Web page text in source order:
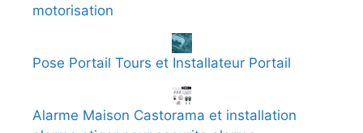
motorisation
Pose Portail Tours et Installateur Portail
Alarme Maison Castorama et installation